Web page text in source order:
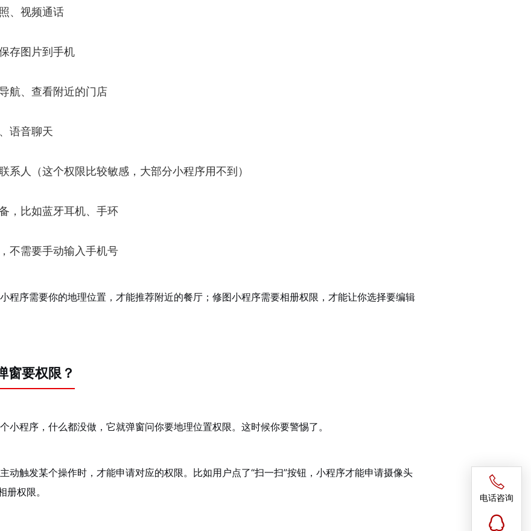
、视频通话
存图片到手机
航、查看附近的门店
语音聊天
系人（这个权限比较敏感，大部分小程序用不到）
，比如蓝牙耳机、手环
不需要手动输入手机号
程序需要你的地理位置，才能推荐附近的餐厅；修图小程序需要相册权限，才能让你选择要编辑
窗要权限？
小程序，什么都没做，它就弹窗问你要地理位置权限。这时候你要警惕了。
动触发某个操作时，才能申请对应的权限。比如用户点了“扫一扫”按钮，小程序才能申请摄像头
册权限。
电话咨询